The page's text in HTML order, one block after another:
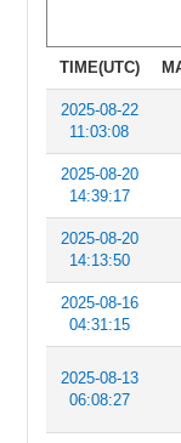
TIME(UTC)
2025-08-22
11:03:08
2025-08-20
14:39:17
2025-08-20
14:13:50
2025-08-16
04:31:15
2025-08-13
06:08:27